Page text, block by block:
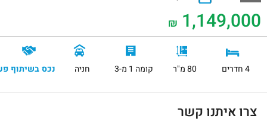
1,149,000
₪
4 חדרים 80 מ"ר קומה 1 מ-3 חניה נכס בשיתוף
צרו איתנו קשר